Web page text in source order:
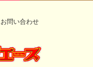
お問い合わせ